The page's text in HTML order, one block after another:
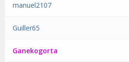
manuel2107
Guiller65
Ganekogorta